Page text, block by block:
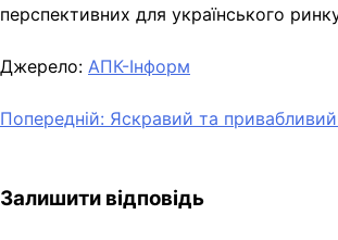
перспективних для українського
Джерело: АПК-Інформ
Навігація
Попередній: Яскравий та
Залишити відповідь